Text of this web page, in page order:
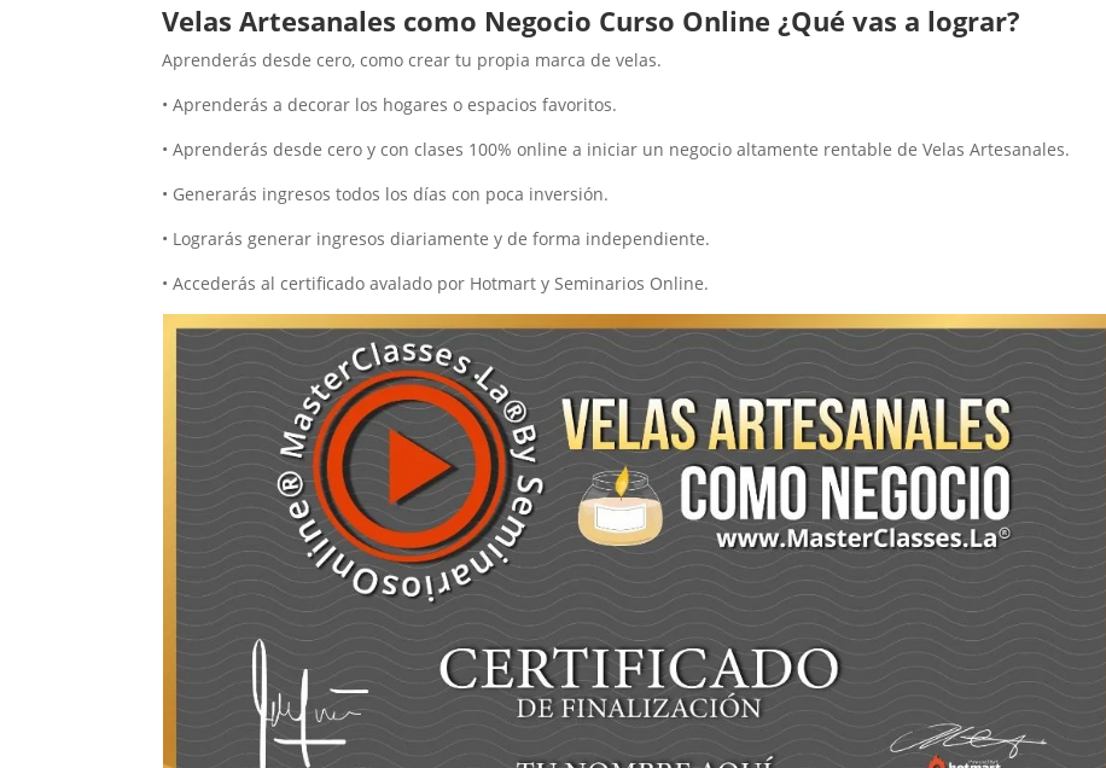
Velas Artesanales como Negocio Curso Online ¿Qué vas a lograr?
Aprenderás desde cero, como crear tu propia marca de velas.
• Aprenderás a decorar los hogares o espacios favoritos.
• Aprenderás desde cero y con clases 100% online a iniciar un negocio altamente rentable de Velas Artesanales.
• Generarás ingresos todos los días con poca inversión.
• Lograrás generar ingresos diariamente y de forma independiente.
• Accederás al certificado avalado por Hotmart y Seminarios Online.